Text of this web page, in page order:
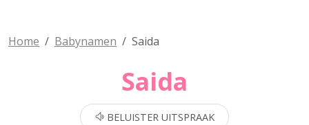
Home Babynamen Saida
Saida
BELUISTER UITSPRAAK